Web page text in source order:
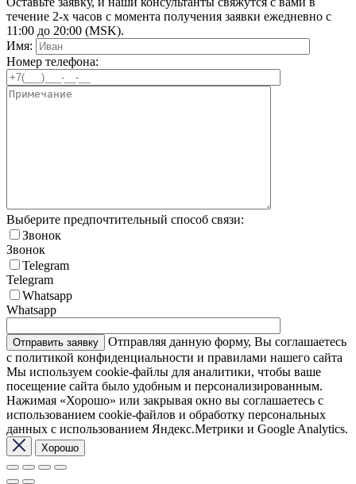
течение 2-х часов с момента получения заявки ежедневно с
11:00 до 20:00 (MSK).
Имя:
Номер телефона:
Выберите предпочтительный способ связи:
Звонок
Звонок
Telegram
Telegram
Whatsapp
Whatsapp
Отправляя данную форму, Вы соглашаетесь
с политикой конфиденциальности и правилами нашего сайта
Мы используем cookie-файлы для аналитики, чтобы ваше
посещение сайта было удобным и персонализированным.
Нажимая «Хорошо» или закрывая окно вы соглашаетесь с
использованием cookie-файлов и обработку персональных
данных с использованием Яндекс.Метрики и Google Analytics.
Хорошо